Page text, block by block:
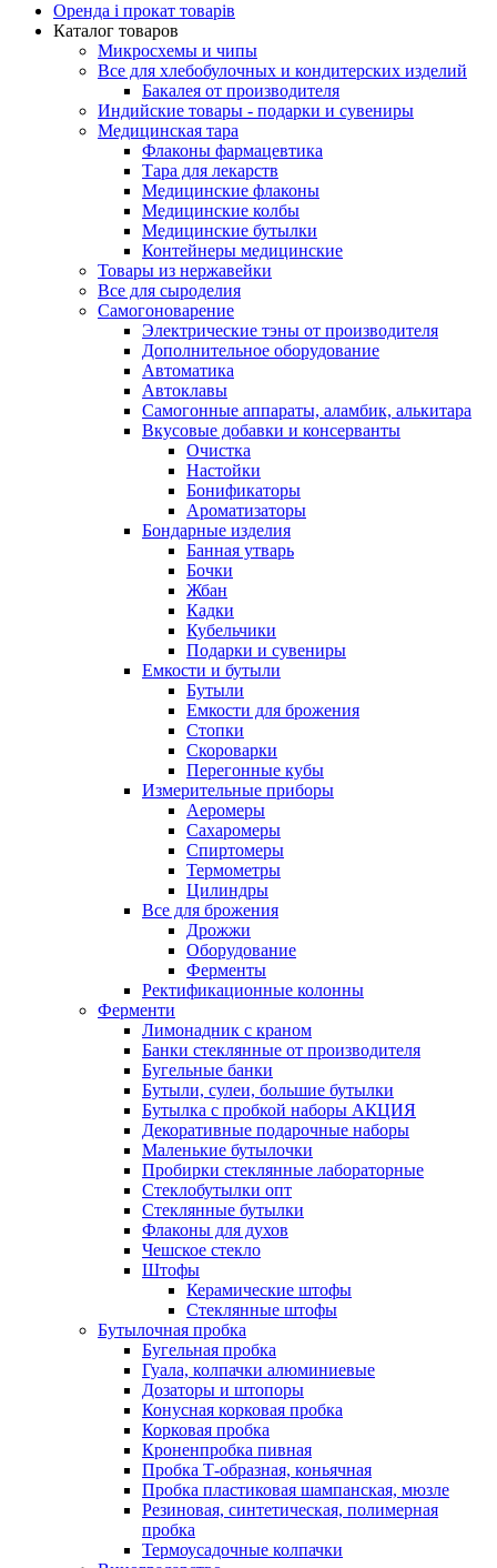
Оренда і прокат товарів
Каталог товаров
Микросхемы и чипы
Все для хлебобулочных и кондитерских изделий
Бакалея от производителя
Индийские товары - подарки и сувениры
Медицинская тара
Флаконы фармацевтика
Тара для лекарств
Медицинские флаконы
Медицинские колбы
Медицинские бутылки
Контейнеры медицинские
Товары из нержавейки
Все для сыроделия
Самогоноварение
Электрические тэны от производителя
Дополнительное оборудование
Автоматика
Автоклавы
Самогонные аппараты, аламбик, алькитара
Вкусовые добавки и консерванты
Очистка
Настойки
Бонификаторы
Ароматизаторы
Бондарные изделия
Банная утварь
Бочки
Жбан
Кадки
Кубельчики
Подарки и сувениры
Емкости и бутыли
Бутыли
Емкости для брожения
Стопки
Скороварки
Перегонные кубы
Измерительные приборы
Аеромеры
Сахаромеры
Спиртомеры
Термометры
Цилиндры
Все для брожения
Дрожжи
Оборудование
Ферменты
Ректификационные колонны
Ферменти
Лимонадник с краном
Банки стеклянные от производителя
Бугельные банки
Бутыли, сулеи, большие бутылки
Бутылка с пробкой наборы АКЦИЯ
Декоративные подарочные наборы
Маленькие бутылочки
Пробирки стеклянные лабораторные
Стеклобутылки опт
Стеклянные бутылки
Флаконы для духов
Чешское стекло
Штофы
Керамические штофы
Стеклянные штофы
Бутылочная пробка
Бугельная пробка
Гуала, колпачки алюминиевые
Дозаторы и штопоры
Конусная корковая пробка
Корковая пробка
Кроненпробка пивная
Пробка Т-образная, коньячная
Пробка пластиковая шампанская, мюзле
Резиновая, синтетическая, полимерная
пробка
Термоусадочные колпачки